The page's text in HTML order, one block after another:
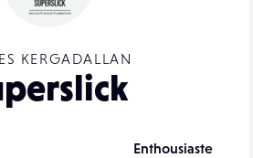
KERGADALLAN
Enthousiaste